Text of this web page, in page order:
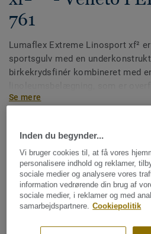
761
Lumaflex Extreme Linosport xf²
sportsgulv med en
birkekrydsfinér kombineret med
Med dette fleksible gulv kan du
eksamenslokale uden behov for
Linoleumstoplaget er ekstrem
for slid, ridser og tung
vores unikke xf² ™
holdbarhed, nem rengøring og
vedligeholdelse.
Se mere
Høj ydeevne (A3-kompatibel,
Ekstremt modstandsdygtig til
Nem lægning med 2-lock-
Optimal komfort og sikkerhed
Inden du begynder...
Vi bruger cookies til, at få vores
personalisere indhold og reklamer,
sociale medier og analysere vores
information vedrørende din brug af
sociale medier, i reklamer og med
samarbejdspartnere. Cookiepolitik